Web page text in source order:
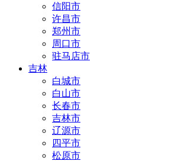
信阳市
许昌市
郑州市
周口市
驻马店市
吉林
白城市
白山市
长春市
吉林市
辽源市
四平市
松原市